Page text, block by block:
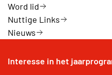
Word lid
Nuttige Links
Nieuws
Interesse in het